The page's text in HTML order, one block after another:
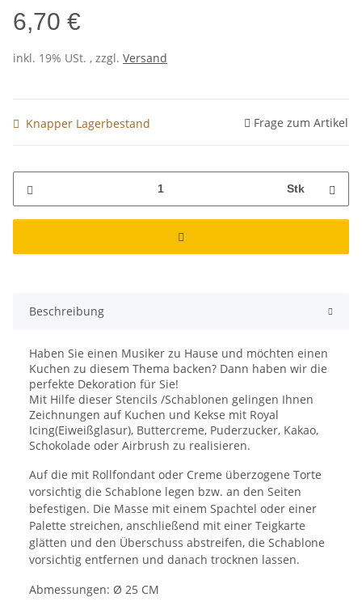
6,70 €
inkl. 19% USt. , zzgl. Versand
Knapper Lagerbestand Frage zum Artikel
Stk
Beschreibung
Haben Sie einen Musiker zu Hause und möchten einen
Kuchen zu diesem Thema backen? Dann haben wir die
perfekte Dekoration für Sie!
Mit Hilfe dieser Stencils /Schablonen gelingen Ihnen
Zeichnungen auf Kuchen und Kekse mit Royal
Icing(Eiweißglasur), Buttercreme, Puderzucker, Kakao,
Schokolade oder Airbrush zu realisieren.
Auf die mit Rollfondant oder Creme überzogene Torte
vorsichtig die Schablone legen bzw. an den Seiten
befestigen. Die Masse mit einem Spachtel oder einer
Palette streichen, anschließend mit einer Teigkarte
glätten und den Überschuss abstreifen, die Schablone
vorsichtig entfernen und danach trocknen lassen.
Abmessungen: Ø 25 CM